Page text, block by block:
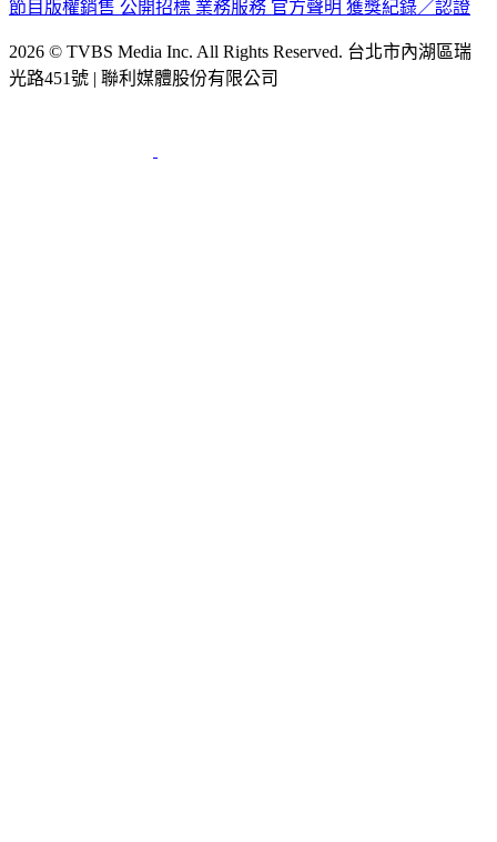
節目版權銷售 公開招標 業務服務 官方聲明 獲獎紀錄／認證
2026 © TVBS Media Inc. All Rights Reserved. 台北市內湖區瑞
光路451號 | 聯利媒體股份有限公司